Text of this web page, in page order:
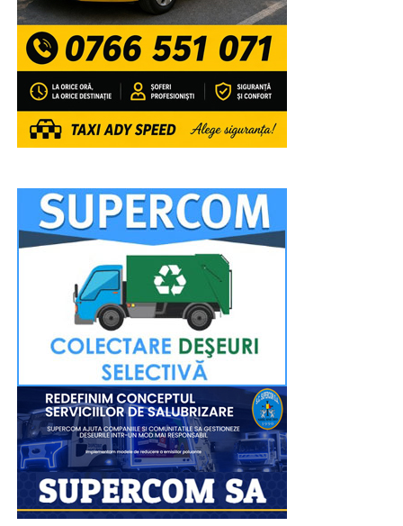
luminat feeric cerul, Jean de la Craiova.
RECLAMA
VIDEO